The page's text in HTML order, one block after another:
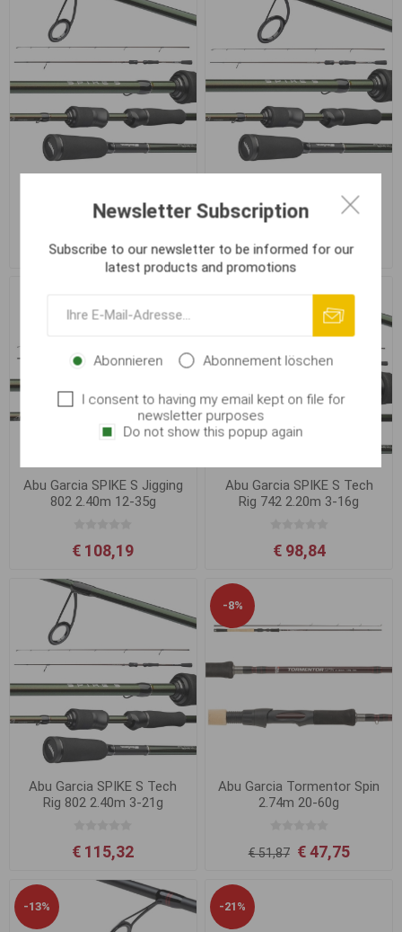
Jig 762 2.30m 5-18g
€ 93,44
Spin 702 2.10m 3-15g
€ 98,84
Abu Garcia SPIKE S Jigging
802 2.40m 12-35g
€ 108,19
Abu Garcia SPIKE S Tech
Rig 742 2.20m 3-16g
€ 98,84
Abu Garcia SPIKE S Tech
Rig 802 2.40m 3-21g
€ 115,32
-8%
Abu Garcia Tormentor Spin
2.74m 20-60g
€ 51,87 € 47,75
-13% -21%
Newsletter Subscription
Subscribe to our newsletter to be informed for our
latest products and promotions
Abonnieren Abonnement löschen
I consent to having my email kept on file for
newsletter purposes
Do not show this popup again